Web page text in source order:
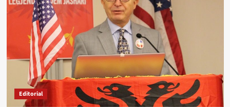
Editorial